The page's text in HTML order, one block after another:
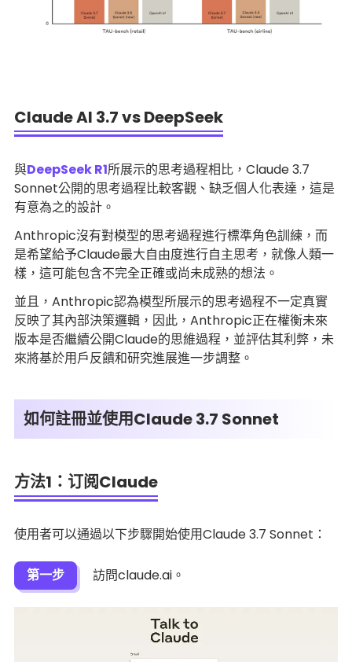
Claude AI 3.7 vs DeepSeek
與DeepSeek R1所展示的思考過程相比，Claude 3.7
Sonnet公開的思考過程比較客觀、缺乏個人化表達，這是
有意為之的設計。
Anthropic沒有對模型的思考過程進行標準角色訓練，而
是希望給予Claude最大自由度進行自主思考，就像人類一
樣，這可能包含不完全正確或尚未成熟的想法。
並且，Anthropic認為模型所展示的思考過程不一定真實
反映了其內部決策邏輯，因此，Anthropic正在權衡未來
版本是否繼續公開Claude的思維過程，並評估其利弊，未
來將基於用戶反饋和研究進展進一步調整。
如何註冊並使用Claude 3.7 Sonnet
方法1：订阅Claude
使用者可以通過以下步驟開始使用Claude 3.7 Sonnet：
第一步 訪問claude.ai。